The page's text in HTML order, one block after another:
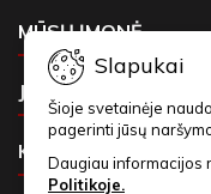
MŪSŲ ĮMONĖ
JŪSŲ PASKYRA
KONTAKTAI
Slapukai
Šioje svetainėje
pagerinti jūsų
Daugiau informacijos
Politikoje.